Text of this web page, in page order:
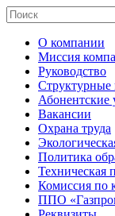
О компании
Миссия
Руководство
Структурные
Абонентские
Вакансии
Охрана труда
Политика
Техническая
Комиссия по
ППО